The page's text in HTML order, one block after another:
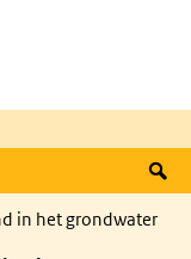
in het grondwater